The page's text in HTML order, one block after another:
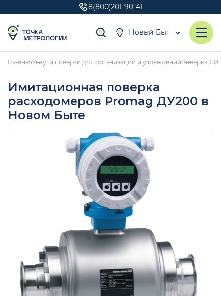
8(800)201-90-41
Новый Быт
ГлавнаяУслуги поверки для организаций и учрежденийПоверка СИ
Имитационная поверка
расходомеров Promag ДУ200 в
Новом Быте